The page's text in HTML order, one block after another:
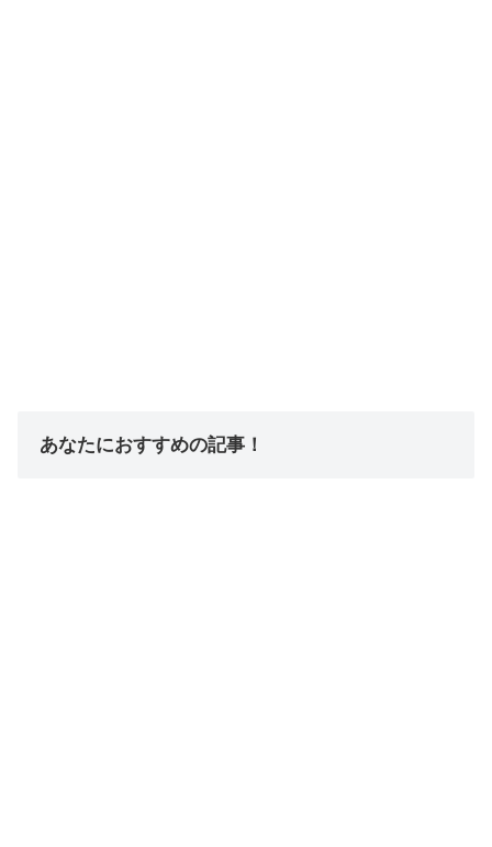
あなたにおすすめの記事！